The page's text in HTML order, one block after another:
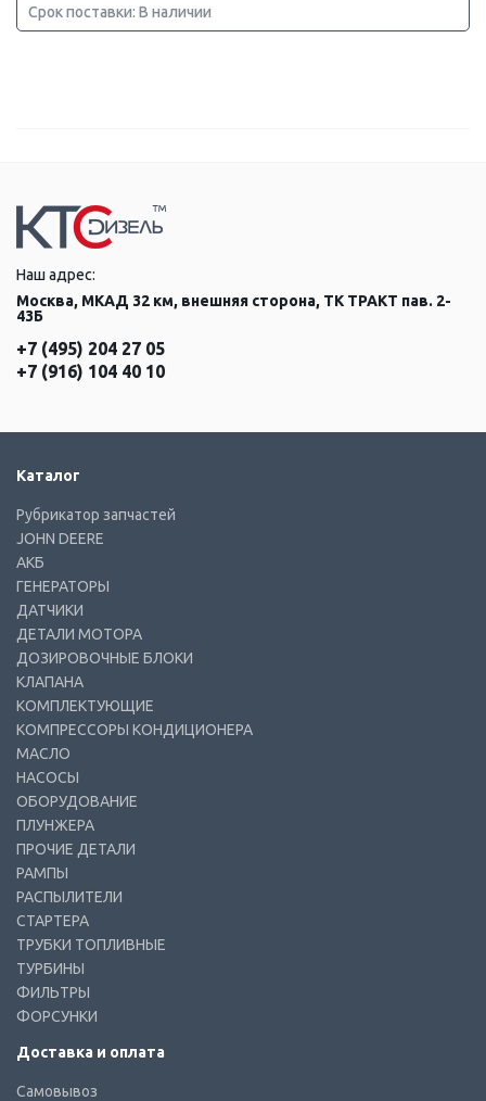
Срок поставки: В наличии
Наш адрес:
Москва, МКАД 32 км, внешняя сторона, ТК ТРАКТ пав. 2-
43Б
+7 (495) 204 27 05
+7 (916) 104 40 10
Каталог
Рубрикатор запчастей
JOHN DEERE
АКБ
ГЕНЕРАТОРЫ
ДАТЧИКИ
ДЕТАЛИ МОТОРА
ДОЗИРОВОЧНЫЕ БЛОКИ
КЛАПАНА
КОМПЛЕКТУЮЩИЕ
КОМПРЕССОРЫ КОНДИЦИОНЕРА
МАСЛО
НАСОСЫ
ОБОРУДОВАНИЕ
ПЛУНЖЕРА
ПРОЧИЕ ДЕТАЛИ
РАМПЫ
РАСПЫЛИТЕЛИ
СТАРТЕРА
ТРУБКИ ТОПЛИВНЫЕ
ТУРБИНЫ
ФИЛЬТРЫ
ФОРСУНКИ
Доставка и оплата
Самовывоз